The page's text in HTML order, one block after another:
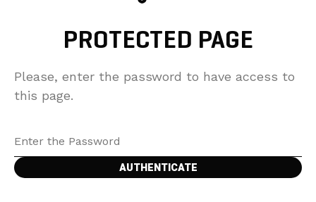
PROTECTED PAGE
Please, enter the password to have access to
this page.